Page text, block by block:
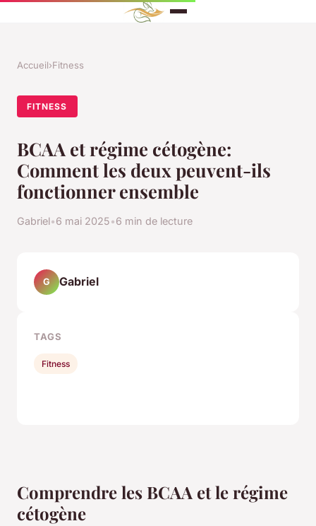
Accueil›Fitness
FITNESS
BCAA et régime cétogène:
Comment les deux peuvent-ils
fonctionner ensemble
Gabriel•6 mai 2025•6 min de lecture
Comprendre les BCAA et le régime
cétogène
G Gabriel
TAGS
Fitness